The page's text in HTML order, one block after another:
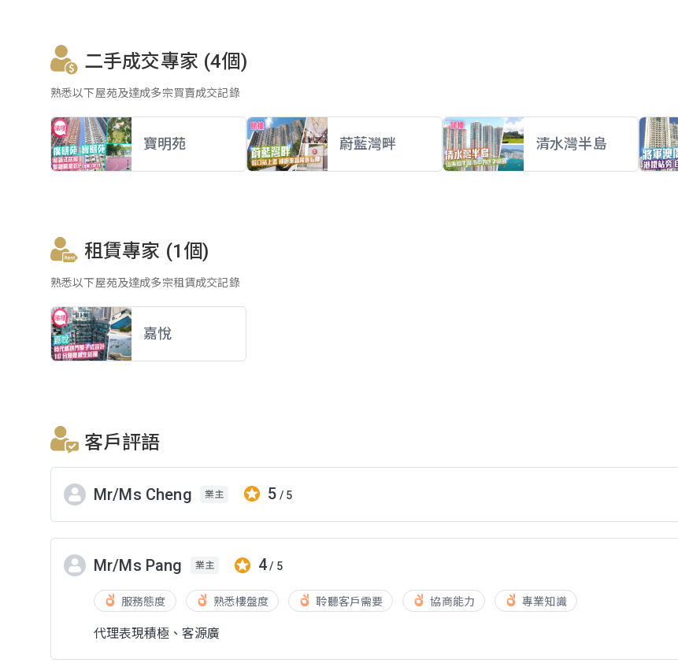
二手成交專家 (4個)
熟悉以下屋苑及達成多宗買賣成交記錄
寶明苑 蔚藍灣畔 清水灣半島
租賃專家 (1個)
熟悉以下屋苑及達成多宗租賃成交記錄
嘉悅
客戶評語
Mr/Ms Cheng 業主 5 / 5
Mr/Ms Pang 業主 4/ 5
服務態度 熟悉樓盤度 聆聽客戶需要 協商能力 專業知識
代理表現積極、客源廣